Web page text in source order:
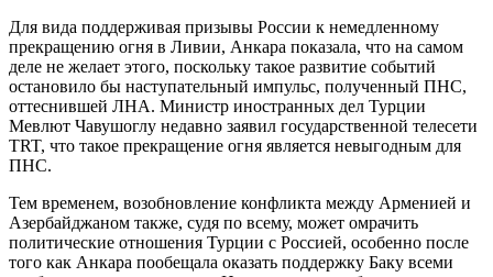
Для вида поддерживая призывы России к немедленному
прекращению огня в Ливии, Анкара показала, что на самом
деле не желает этого, поскольку такое развитие событий
остановило бы наступательный импульс, полученный ПНС,
оттеснившей ЛНА. Министр иностранных дел Турции
Мевлют Чавушоглу недавно заявил государственной телесети
TRT, что такое прекращение огня является невыгодным для
ПНС.
Тем временем, возобновление конфликта между Арменией и
Азербайджаном также, судя по всему, может омрачить
политические отношения Турции с Россией, особенно после
того как Анкара пообещала оказать поддержку Баку всеми